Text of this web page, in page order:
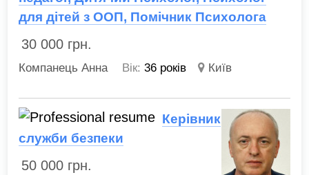
для дітей з ООП, Помічник Психолога
30 000 грн.
Компанець Анна Вік: 36 років Київ
Керівник
служби безпеки
50 000 грн.